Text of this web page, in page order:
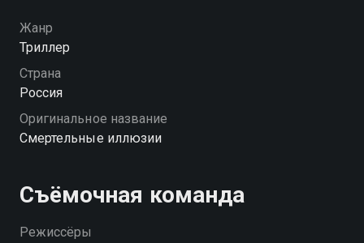
Жанр
Триллер
Страна
Россия
Оригинальное название
Смертельные иллюзии
Съёмочная команда
Режиссёры